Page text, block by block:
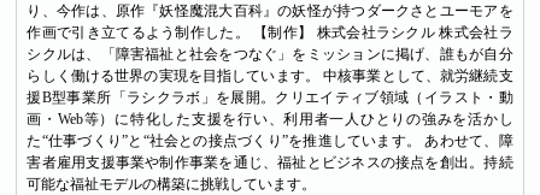
り、今作は、原作『妖怪魔混大百科』の妖怪が持つダークさとユーモアを
作画で引き立てるよう制作した。 【制作】 株式会社ラシクル 株式会社ラ
シクルは、「障害福祉と社会をつなぐ」をミッションに掲げ、誰もが自分
らしく働ける世界の実現を目指しています。 中核事業として、就労継続支
援B型事業所「ラシクラボ」を展開。クリエイティブ領域（イラスト・動
画・Web等）に特化した支援を行い、利用者一人ひとりの強みを活かし
た“仕事づくり”と“社会との接点づくり”を推進しています。 あわせて、障
害者雇用支援事業や制作事業を通じ、福祉とビジネスの接点を創出。持続
可能な福祉モデルの構築に挑戦しています。